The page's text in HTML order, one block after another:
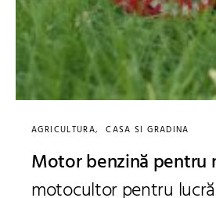
AGRICULTURA CASA SI GRADINA
Motor benzină pentru
motocultor pentru